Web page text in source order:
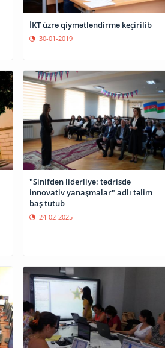
İKT üzrə qiymətləndirmə keçirilib
30-01-2019
"Sinifdən liderliyə: tədrisdə
innovativ yanaşmalar" adlı təlim
baş tutub
24-02-2025